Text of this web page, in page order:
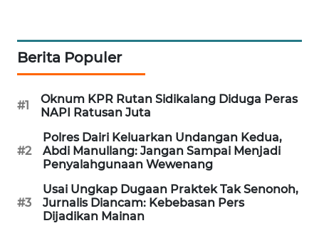
Berita Populer
#1
Oknum KPR Rutan Sidikalang Diduga Peras
NAPI Ratusan Juta
#2
Polres Dairi Keluarkan Undangan Kedua,
Abdi Manullang: Jangan Sampai Menjadi
Penyalahgunaan Wewenang
#3
Usai Ungkap Dugaan Praktek Tak Senonoh,
Jurnalis Diancam: Kebebasan Pers
Dijadikan Mainan
NEWS
ID
PERAPKI
NEWS
SONYA
ASA
NEWS